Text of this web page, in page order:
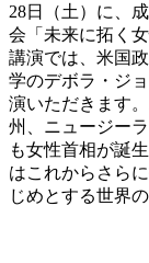
28日（土）に、
会「未来に拓く
講演では、米国
学のデボラ・ジ
演いただきます
州、ニュージー
も女性首相が誕
はこれからさら
じめとする世界